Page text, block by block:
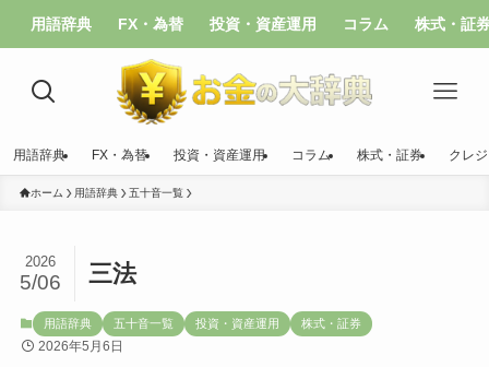
用語辞典 FX・為替 投資・資産運用 コラム 株式・証
用語辞典 FX・為替 投資・資産運用 コラム 株式・証券 クレ
ホーム 用語辞典 五十音一覧
三法
2026
5/06
用語辞典 五十音一覧 投資・資産運用 株式・証券
2026年5月6日